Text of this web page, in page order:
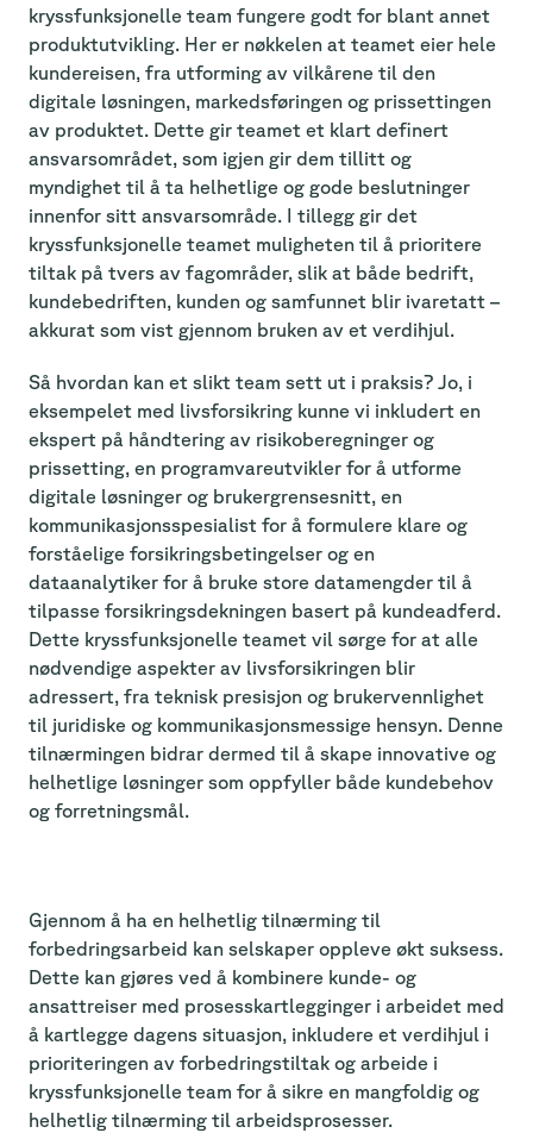
kryssfunksjonelle team fungere godt for blant annet
produktutvikling. Her er nøkkelen at teamet eier hele
kundereisen, fra utforming av vilkårene til den
digitale løsningen, markedsføringen og prissettingen
av produktet. Dette gir teamet et klart definert
ansvarsområdet, som igjen gir dem tillitt og
myndighet til å ta helhetlige og gode beslutninger
innenfor sitt ansvarsområde. I tillegg gir det
kryssfunksjonelle teamet muligheten til å prioritere
tiltak på tvers av fagområder, slik at både bedrift,
kundebedriften, kunden og samfunnet blir ivaretatt –
akkurat som vist gjennom bruken av et verdihjul.
Så hvordan kan et slikt team sett ut i praksis? Jo, i
eksempelet med livsforsikring kunne vi inkludert en
ekspert på håndtering av risikoberegninger og
prissetting, en programvareutvikler for å utforme
digitale løsninger og brukergrensesnitt, en
kommunikasjonsspesialist for å formulere klare og
forståelige forsikringsbetingelser og en
dataanalytiker for å bruke store datamengder til å
tilpasse forsikringsdekningen basert på kundeadferd.
Dette kryssfunksjonelle teamet vil sørge for at alle
nødvendige aspekter av livsforsikringen blir
adressert, fra teknisk presisjon og brukervennlighet
til juridiske og kommunikasjonsmessige hensyn. Denne
tilnærmingen bidrar dermed til å skape innovative og
helhetlige løsninger som oppfyller både kundebehov
og forretningsmål.
Gjennom å ha en helhetlig tilnærming til
forbedringsarbeid kan selskaper oppleve økt suksess.
Dette kan gjøres ved å kombinere kunde- og
ansattreiser med prosesskartlegginger i arbeidet med
å kartlegge dagens situasjon, inkludere et verdihjul i
prioriteringen av forbedringstiltak og arbeide i
kryssfunksjonelle team for å sikre en mangfoldig og
helhetlig tilnærming til arbeidsprosesser.